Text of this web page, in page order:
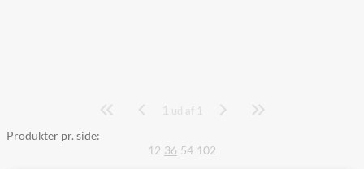
Side
1 ud af 1
Produkter pr. side:
12 36 54 102